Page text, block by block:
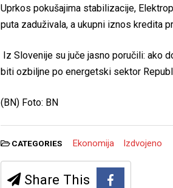
Uprkos pokušajima stabilizacije,
puta zaduživala, a ukupni iznos kredita
Iz Slovenije su juče jasno poručili: ako
biti ozbiljne po energetski sektor
(BN) Foto: BN
CATEGORIES Ekonomija Izdvojeno
Share This